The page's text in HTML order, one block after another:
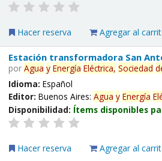
Hacer reserva Agregar al
Estación transformadora San
porAgua y Energía Eléctrica, Sociedad
Idioma:Español
Editor:Buenos Aires:Agua y Energía
Disponibilidad: Ítems disponibles
Hacer reserva Agregar al